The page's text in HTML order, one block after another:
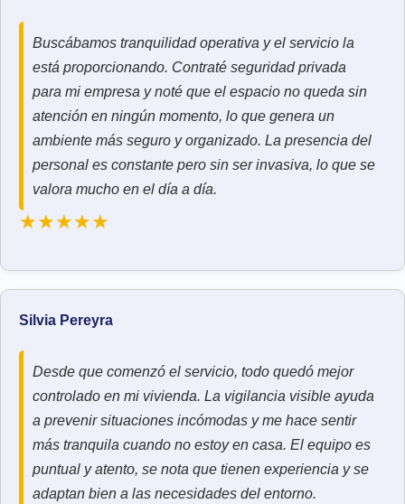
Buscábamos tranquilidad operativa y el servicio la
está proporcionando. Contraté seguridad privada
para mi empresa y noté que el espacio no queda sin
atención en ningún momento, lo que genera un
ambiente más seguro y organizado. La presencia del
personal es constante pero sin ser invasiva, lo que se
valora mucho en el día a día.
★★★★★
Silvia Pereyra
Desde que comenzó el servicio, todo quedó mejor
controlado en mi vivienda. La vigilancia visible ayuda
a prevenir situaciones incómodas y me hace sentir
más tranquila cuando no estoy en casa. El equipo es
puntual y atento, se nota que tienen experiencia y se
adaptan bien a las necesidades del entorno.